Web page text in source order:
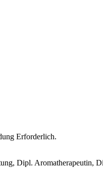
Erforderlich.
Dipl. Aromatherapeutin,